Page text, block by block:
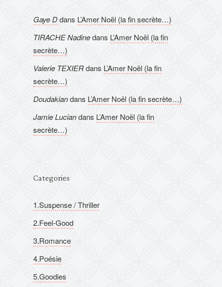
Gaye Ddans L’Amer Noël (la fin secrète…)
TIRACHE Nadinedans L’Amer Noël (la fin
secrète…)
Valerie TEXIERdans L’Amer Noël (la fin
secrète…)
Doudakiandans L’Amer Noël (la fin secrète…)
Jamie Luciandans L’Amer Noël (la fin
secrète…)
Categories
1.Suspense / Thriller
2.Feel-Good
3.Romance
4.Poésie
5.Goodies